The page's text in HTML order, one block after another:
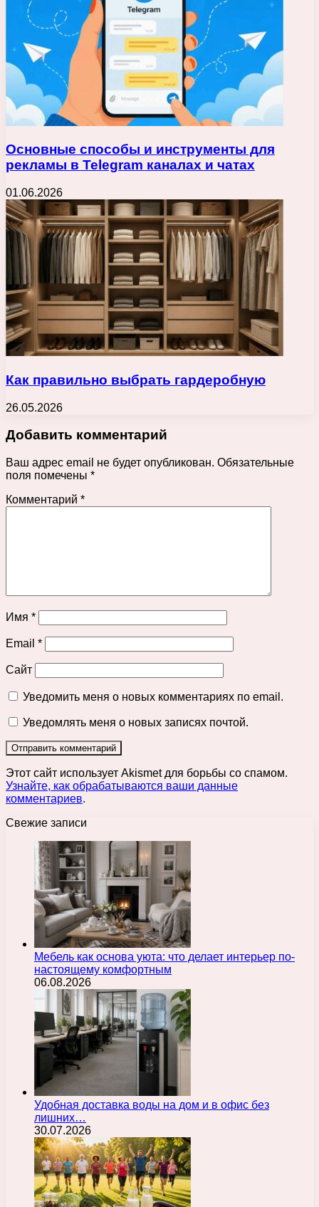
Основные способы и инструменты для
рекламы в Telegram каналах и чатах
01.06.2026
Как правильно выбрать гардеробную
26.05.2026
Добавить комментарий
Ваш адрес email не будет опубликован. Обязательные
поля помечены *
Комментарий *
Имя *
Email *
Сайт
Уведомить меня о новых комментариях по email.
Уведомлять меня о новых записях почтой.
Этот сайт использует Akismet для борьбы со спамом.
Узнайте, как обрабатываются ваши данные
комментариев.
Свежие записи
Мебель как основа уюта: что делает интерьер по-
настоящему комфортным
06.08.2026
Удобная доставка воды на дом и в офис без
лишних…
30.07.2026